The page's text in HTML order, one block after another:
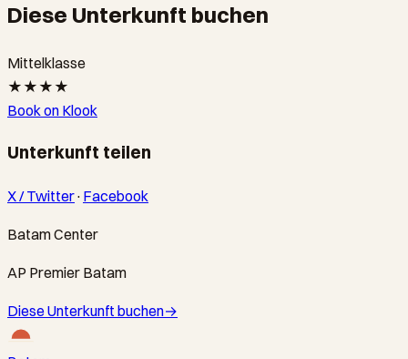
Diese Unterkunft buchen
Mittelklasse
★★★★
Book on Klook
Unterkunft teilen
X / Twitter· Facebook
Batam Center
AP Premier Batam
Diese Unterkunft buchen→